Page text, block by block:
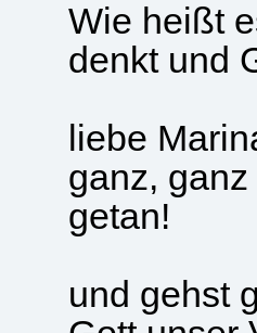
Wie heißt
denkt und
liebe
ganz,
getan!
und gehst